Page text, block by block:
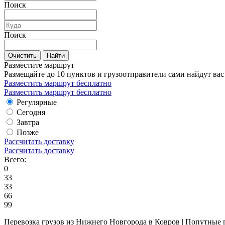
Поиск
Поиск
Очистить Найти
Разместите маршрут
Размещайте до 10 пунктов и грузоотправители сами найдут вас
Разместить маршрут бесплатно
Разместить маршрут бесплатно
Регулярные
Сегодня
Завтра
Позже
Рассчитать доставку
Рассчитать доставку
Всего:
0
33
33
66
99
Перевозка грузов из Нижнего Новгорода в Ковров | Попутные